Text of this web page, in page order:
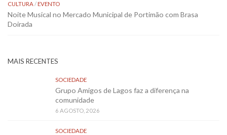
CULTURA/EVENTO
Noite Musical no Mercado Municipal de Portimão com Brasa
Doirada
MAIS RECENTES
SOCIEDADE
Grupo Amigos de Lagos faz a diferença na
comunidade
6 AGOSTO, 2026
SOCIEDADE